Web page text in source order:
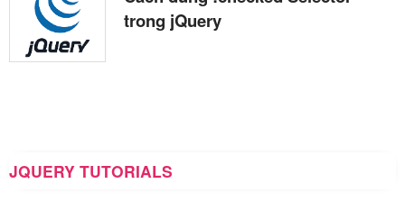
trong jQuery
JQUERY TUTORIALS